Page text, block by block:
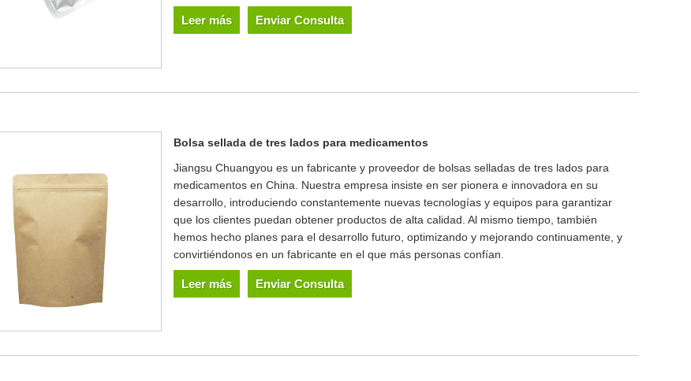
Leer más Enviar Consulta
Bolsa sellada de tres lados para medicamentos
Jiangsu Chuangyou es un fabricante y proveedor de bolsas selladas de tres lados para
medicamentos en China. Nuestra empresa insiste en ser pionera e innovadora en su
desarrollo, introduciendo constantemente nuevas tecnologías y equipos para garantizar
que los clientes puedan obtener productos de alta calidad. Al mismo tiempo, también
hemos hecho planes para el desarrollo futuro, optimizando y mejorando continuamente, y
convirtiéndonos en un fabricante en el que más personas confían.
Leer más Enviar Consulta